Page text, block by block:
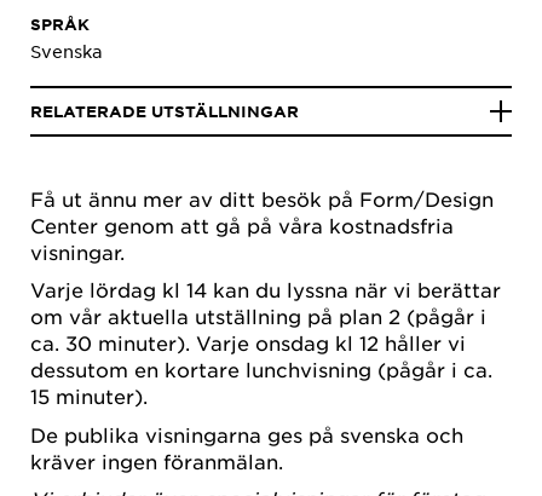
Få ut ännu mer av ditt besök på Form/Design
Center genom att gå på våra kostnadsfria
visningar.
Varje lördag kl 14 kan du lyssna när vi berättar
om vår aktuella utställning på plan 2 (pågår i
ca. 30 minuter). Varje onsdag kl 12 håller vi
dessutom en kortare lunchvisning (pågår i ca.
15 minuter).
De publika visningarna ges på svenska och
kräver ingen föranmälan.
SPRÅK
Svenska
RELATERADE UTSTÄLLNINGAR